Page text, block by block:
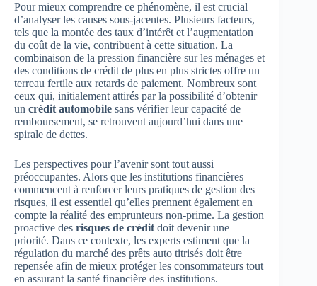
Pour mieux comprendre ce phénomène, il est crucial
d’analyser les causes sous-jacentes. Plusieurs facteurs,
tels que la montée des taux d’intérêt et l’augmentation
du coût de la vie, contribuent à cette situation. La
combinaison de la pression financière sur les ménages et
des conditions de crédit de plus en plus strictes offre un
terreau fertile aux retards de paiement. Nombreux sont
ceux qui, initialement attirés par la possibilité d’obtenir
un crédit automobile sans vérifier leur capacité de
remboursement, se retrouvent aujourd’hui dans une
spirale de dettes.
Les perspectives pour l’avenir sont tout aussi
préoccupantes. Alors que les institutions financières
commencent à renforcer leurs pratiques de gestion des
risques, il est essentiel qu’elles prennent également en
compte la réalité des emprunteurs non-prime. La gestion
proactive des risques de crédit doit devenir une
priorité. Dans ce contexte, les experts estiment que la
régulation du marché des prêts auto titrisés doit être
repensée afin de mieux protéger les consommateurs tout
en assurant la santé financière des institutions.